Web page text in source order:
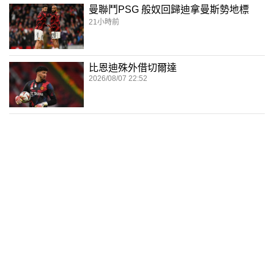
曼聯鬥PSG 般奴回歸迪拿曼斯勢地標
21小時前
比恩迪殊外借切爾達
2026/08/07 22:52